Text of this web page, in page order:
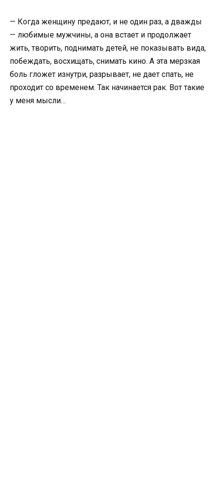
— Когда женщину предают, и не один раз, а дважды
— любимые мужчины, а она встает и продолжает
жить, творить, поднимать детей, не показывать вида,
побеждать, восхищать, снимать кино. А эта мерзкая
боль гложет изнутри, разрывает, не дает спать, не
проходит со временем. Так начинается рак. Вот такие
у меня мысли…